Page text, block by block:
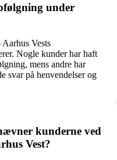
under
Vests
Nogle kunder har haft
mens andre har
svar på henvendelser og
kunderne ved
Vest?